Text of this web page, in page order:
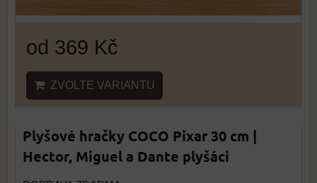
od 369 Kč
ZVOLTE VARIANTU
Plyšové hračky COCO Pixar 30 cm |
Hector, Miguel a Dante plyšáci